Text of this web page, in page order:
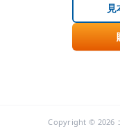
Copyright © 2026